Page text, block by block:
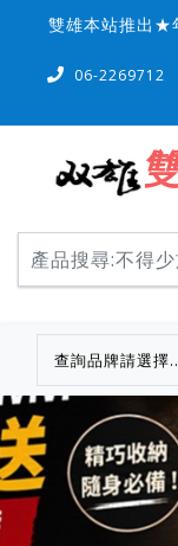
雙雄本站推出★年
06-2269712